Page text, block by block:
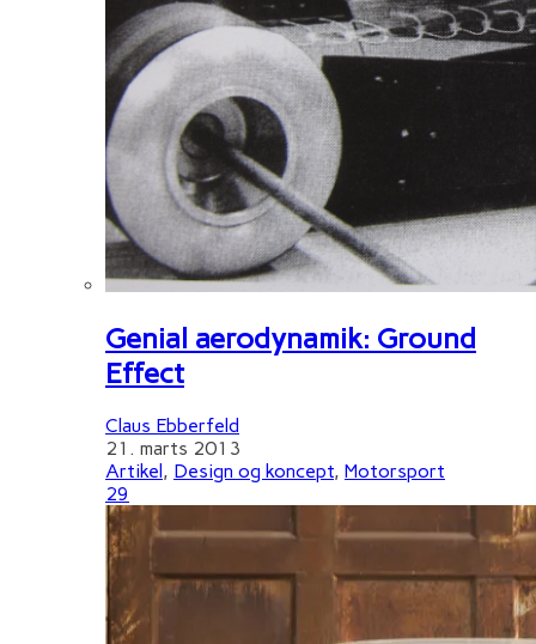
Genial aerodynamik: Ground
Effect
Claus Ebberfeld
21. marts 2013
Artikel, Design og koncept, Motorsport
29